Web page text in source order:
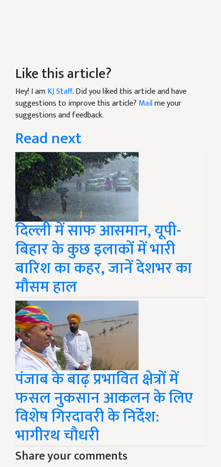
Like this article?
Hey! I amKJ Staff. Did you liked this article and have
suggestions to improve this article? Mailme your
suggestions and feedback.
Read next
दिल्ली में साफ आसमान, यूपी-
बिहार के कुछ इलाकों में भारी
बारिश का कहर, जानें देशभर का
मौसम हाल
पंजाब के बाढ़ प्रभावित क्षेत्रों में
फसल नुकसान आकलन के लिए
विशेष गिरदावरी के निर्देश:
भागीरथ चौधरी
Share your comments